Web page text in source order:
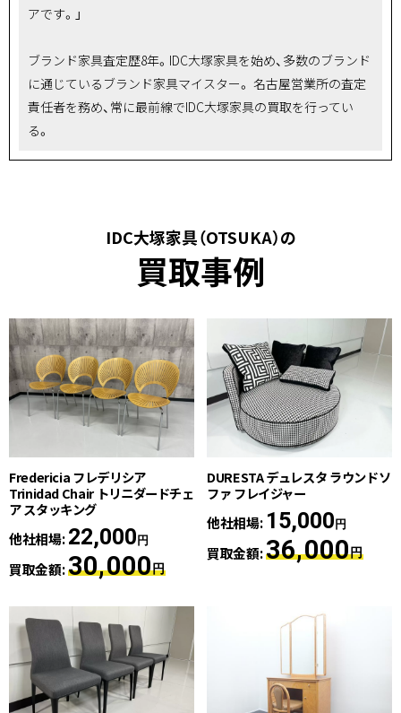
アです。」
ブランド家具査定歴8年。IDC大塚家具を始め、多数のブランド
に通じているブランド家具マイスター。 名古屋営業所の査定
責任者を務め、常に最前線でIDC大塚家具の買取を行ってい
る。
IDC大塚家具（OTSUKA）の
買取事例
Fredericia フレデリシア
Trinidad Chair トリニダードチェ
ア スタッキング
他社相場: 22,000 円
買取金額:30,000円
DURESTA デュレスタ ラウンドソ
ファ フレイジャー
他社相場: 15,000 円
買取金額:36,000円